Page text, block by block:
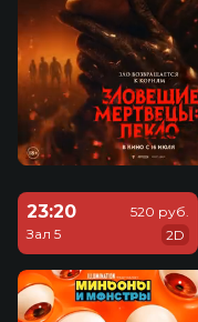
23:20
Зал 5
520 руб.
2D